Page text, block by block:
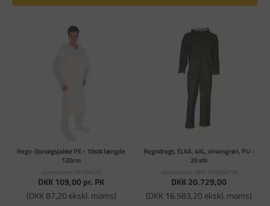
Regn-|besøgsjakke PE - 10stk længde
120cm
Varenummer: PA-696529
DKK 109,00pr. PK
(DKK 87,20 ekskl. moms)
Regndragt, ELKA, 4XL, olivengrøn, PU -
20 stk
Varenummer: ABN-1000030709
DKK 20.729,00
(DKK 16.583,20 ekskl. moms)